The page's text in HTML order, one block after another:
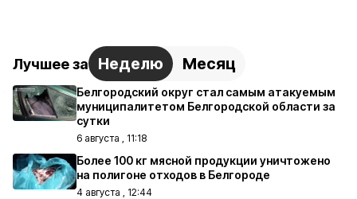
Лучшее за Неделю Месяц
Белгородский округ стал самым атакуемым
муниципалитетом Белгородской области за
сутки
6 августа , 11:18
Более 100 кг мясной продукции уничтожено
на полигоне отходов в Белгороде
4 августа , 12:44